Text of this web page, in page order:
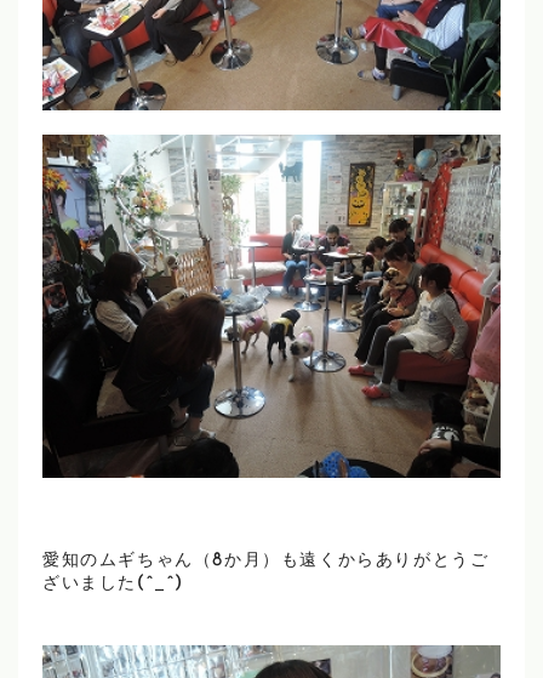
愛知のムギちゃん（8か月）も遠くからありがとうご
ざいました(^_^)